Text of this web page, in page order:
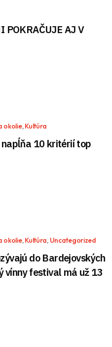
POKRAČUJE AJ V
okolie,Kultúra
10 kritérií top
okolie,Kultúra, Uncategorized
do Bardejovských
vínny festival má už 13